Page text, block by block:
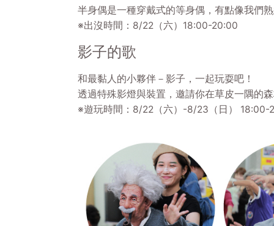
半身偶是一種穿戴式的等身偶，有點像我們
※出沒時間：8/22（六）18:00-20:00
影子的歌
和最黏人的小夥伴－影子，一起玩耍吧！
透過特殊影燈與裝置，邀請你在草皮一隅的
※遊玩時間：8/22（六）-8/23（日） 18:00-